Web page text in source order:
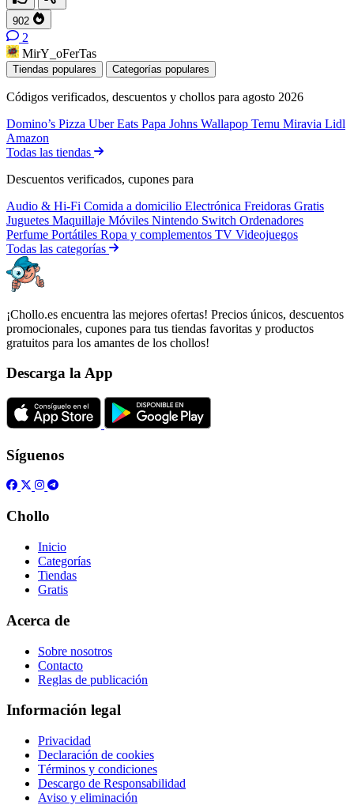
902
2
MirY_oFerTas
Tiendas populares Categorías populares
Códigos verificados, descuentos y chollos para agosto 2026
Domino’s Pizza Uber Eats Papa Johns Wallapop Temu Miravia Lidl
Amazon
Todas las tiendas
Descuentos verificados, cupones para
Audio & Hi-Fi Comida a domicilio Electrónica Freidoras Gratis
Juguetes Maquillaje Móviles Nintendo Switch Ordenadores
Perfume Portátiles Ropa y complementos TV Videojuegos
Todas las categorías
¡Chollo.es encuentra las mejores ofertas! Precios únicos, descuentos
promocionales, cupones para tus tiendas favoritas y productos
gratuitos para los amantes de los chollos!
Descarga la App
Síguenos
Chollo
Inicio
Categorías
Tiendas
Gratis
Acerca de
Sobre nosotros
Contacto
Reglas de publicación
Información legal
Privacidad
Declaración de cookies
Términos y condiciones
Descargo de Responsabilidad
Aviso y eliminación